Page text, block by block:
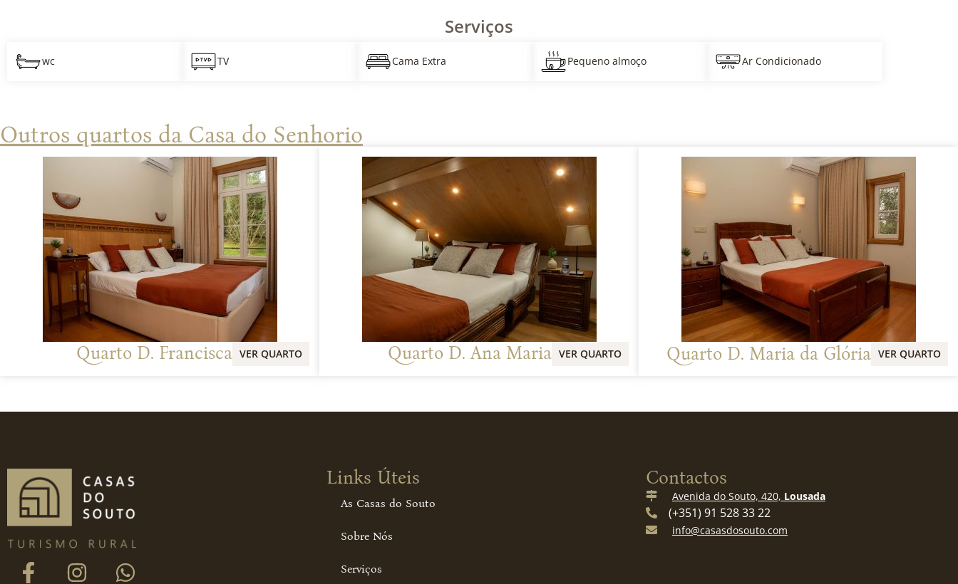
Serviços
wc TV Cama Extra Pequeno almoço Ar Condicionado
Outros quartos da Casa do Senhorio
VER QUARTO
Quarto D. Francisca VER QUARTO
Quarto D. Ana Maria VER QUARTO
Quarto D. Maria da Glória
Links Úteis
As Casas do Souto
Sobre Nós
Serviços
Contactos
Avenida do Souto, 420, Lousada
(+351) 91 528 33 22
info@casasdosouto.com